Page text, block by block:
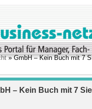
» GmbH – Kein Buch mit 7
– Kein Buch mit 7